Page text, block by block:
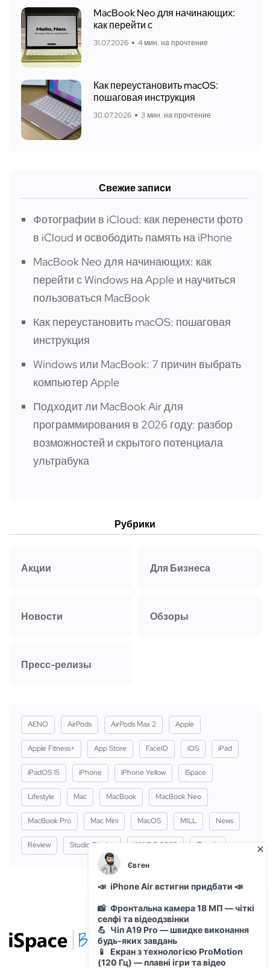
MacBook Neo для начинающих:
как перейти с
31.07.2026 4 мин. на прочтение
Как переустановить macOS:
пошаговая инструкция
30.07.2026 3 мин. на прочтение
Свежие записи
Фотографии в iCloud: как перенести фото
в iCloud и освободить память на iPhone
MacBook Neo для начинающих: как
перейти с Windows на Apple и научиться
пользоваться MacBook
Как переустановить macOS: пошаговая
инструкция
Windows или MacBook: 7 причин выбрать
компьютер Apple
Подходит ли MacBook Air для
программирования в 2026 году: разбор
возможностей и скрытого потенциала
ультрабука
Рубрики
Акции Для Бизнеса
Новости Обзоры
Пресс-релизы
AENO AirPods AirPods Max 2 Apple
Apple Fitness+ App Store FaceID iOS iPad
iPadOS 15 iPhone iPhone Yellow iSpace
Lifestyle Mac MacBook MacBook Neo
MacBook Pro Mac Mini MacOS MILL News
Review Studio Display WWDC 2025 Сервіс